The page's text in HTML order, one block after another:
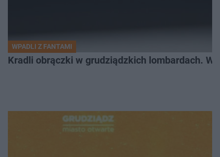
WPADLI Z FANTAMI
Kradli obrączki w grudziądzkich lombardach.